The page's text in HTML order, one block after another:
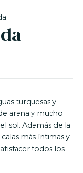
turquesas y
arena y mucho
sol. Además de la
más íntimas y
todos los